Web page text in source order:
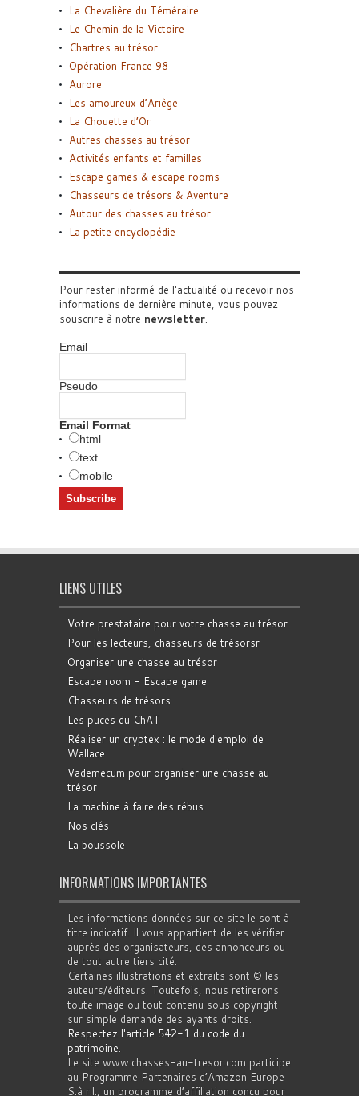
La Chevalière du Téméraire
Le Chemin de la Victoire
Chartres au trésor
Opération France 98
Aurore
Les amoureux d’Ariège
La Chouette d’Or
Autres chasses au trésor
Activités enfants et familles
Escape games & escape rooms
Chasseurs de trésors & Aventure
Autour des chasses au trésor
La petite encyclopédie
Pour rester informé de l'actualité ou recevoir nos
informations de dernière minute, vous pouvez
souscrire à notre newsletter
Email
Pseudo
Email Format
html
text
mobile
LIENS UTILES
Votre prestataire pour votre chasse au trésor
Pour les lecteurs, chasseurs de trésorsr
Organiser une chasse au trésor
Escape room - Escape game
Chasseurs de trésors
Les puces du ChAT
Réaliser un cryptex : le mode d'emploi de
Wallace
Vademecum pour organiser une chasse au
trésor
La machine à faire des rébus
Nos clés
La boussole
INFORMATIONS IMPORTANTES
Les informations données sur ce site le sont à
titre indicatif. Il vous appartient de les vérifier
auprès des organisateurs, des annonceurs ou
de tout autre tiers cité.
Certaines illustrations et extraits sont © les
auteurs/éditeurs. Toutefois, nous retirerons
toute image ou tout contenu sous copyright
sur simple demande des ayants droits.
Respectez l'article 542-1 du code du
patrimoine
Le site www.chasses-au-tresor.com participe
au Programme Partenaires d’Amazon Europe
S.à r.l., un programme d’affiliation conçu pour